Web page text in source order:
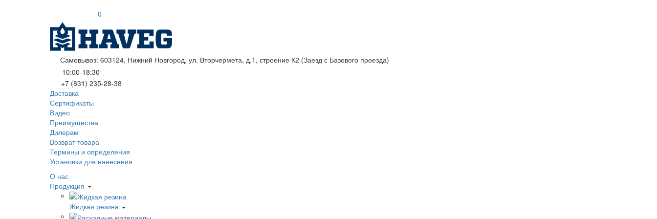
0
Самовывоз: 603124, Нижний Новгород, ул. Вторчермета, д.1, строение К2 (Заезд с Базового проезда)
10:00-18:30
+7 (831) 235-28-38
Доставка
Сертификаты
Видео
Преимущества
Дилерам
Возврат товара
Термины и определения
Установки для нанесения
О нас
Продукция
Жидкая резина